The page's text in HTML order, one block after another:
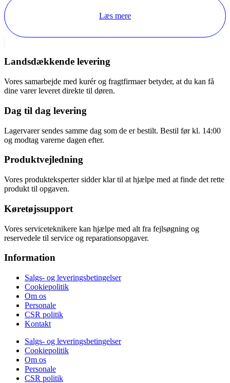
Læs mere
Landsdækkende levering
Vores samarbejde med kurér og fragtfirmaer betyder, at du kan få
dine varer leveret direkte til døren.
Dag til dag levering
Lagervarer sendes samme dag som de er bestilt. Bestil før kl. 14:00
og modtag varerne dagen efter.
Produktvejledning
Vores produkteksperter sidder klar til at hjælpe med at finde det rette
produkt til opgaven.
Køretøjssupport
Vores serviceteknikere kan hjælpe med alt fra fejlsøgning og
reservedele til service og reparationsopgaver.
Information
Salgs- og leveringsbetingelser
Cookiepolitik
Om os
Personale
CSR politik
Kontakt
Salgs- og leveringsbetingelser
Cookiepolitik
Om os
Personale
CSR politik